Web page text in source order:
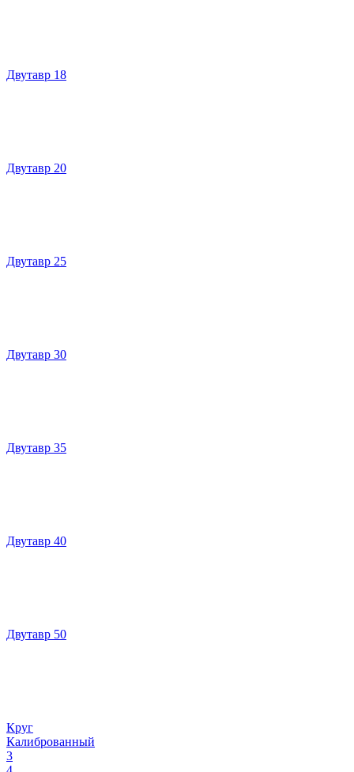
Двутавр 18
Двутавр 20
Двутавр 25
Двутавр 30
Двутавр 35
Двутавр 40
Двутавр 50
Круг
Калиброванный
3